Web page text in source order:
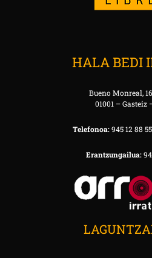
HALA BEDI
Bueno Monreal,
01001 – Gasteiz
Telefonoa:945 12 88
Erantzungailua: